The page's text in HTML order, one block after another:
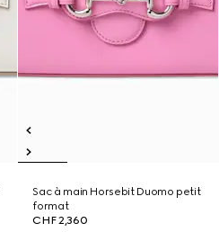
Sac à main Horsebit Duomo petit
format
CHF 2,360